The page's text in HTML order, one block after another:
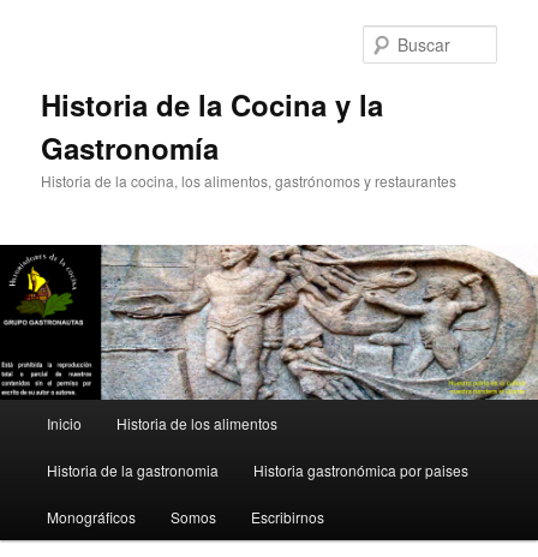
Historia de la Cocina y la
Gastronomía
Historia de la cocina, los alimentos, gastrónomos y restaurantes
principal
Inicio Historia de los alimentos
Historia de la gastronomia Historia gastronómica por paises
Monográficos Somos Escribirnos